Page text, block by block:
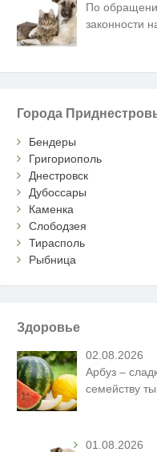
По
законности
Города
Бендеры
Григориополь
Днестровск
Дубоссары
Каменка
Слободзея
Тирасполь
Рыбница
Здоровье
02.08.2026
Арбуз –
семейству
01.08.2026